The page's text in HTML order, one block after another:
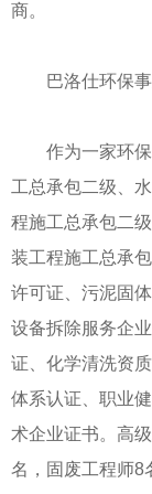
商。
巴洛仕环保事
作为一家环保
工总承包二级、
程施工总承包二
装工程施工总承
许可证、污泥固
设备拆除服务企
证、化学清洗资
体系认证、职业
术企业证书。高
名，固废工程师8